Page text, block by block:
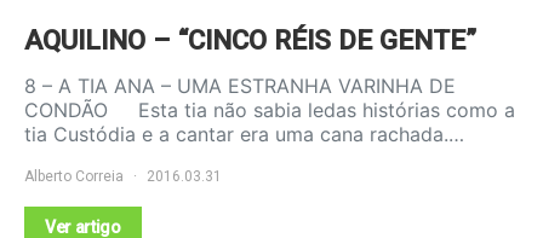
AQUILINO – “CINCO RÉIS DE GENTE”
8 – A TIA ANA – UMA ESTRANHA VARINHA DE
CONDÃO Esta tia não sabia ledas histórias como a
tia Custódia e a cantar era uma cana rachada.…
Alberto Correia 2016.03.31
Ver artigo